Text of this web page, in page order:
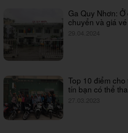
Ga Quy Nhơn:
chuyển và giá vé
29.04.2024
Top 10 điểm
tín bạn có thể
27.03.2023